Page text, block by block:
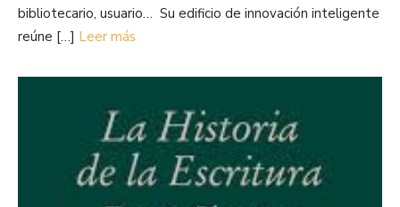
bibliotecario, usuario… Su edificio de innovación inteligente
reúne […] Leer más